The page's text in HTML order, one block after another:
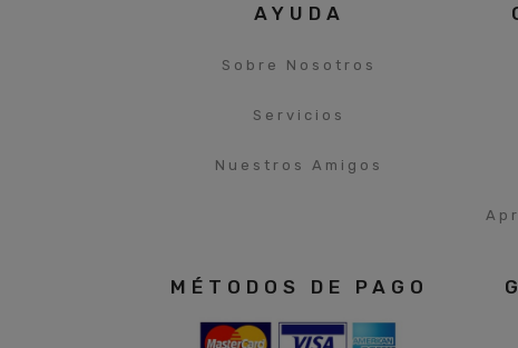
AYUDA
Sobre Nosotros
Servicios
Nuestros Amigos
MÉTODOS DE PAGO